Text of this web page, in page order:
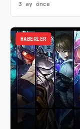
3 ay önce
HABERLER